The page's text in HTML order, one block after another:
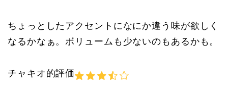
ちょっとしたアクセントになにか違う味が欲しく
なるかなぁ。ボリュームも少ないのもあるかも。
チャキオ的評価